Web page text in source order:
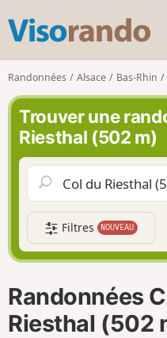
s
o
r
n
d
o
Randonnées Alsace Bas-Rhin
Trouver une
Riesthal (502 m)
Filtres NOUVEAU
Randonnées
Riesthal (502